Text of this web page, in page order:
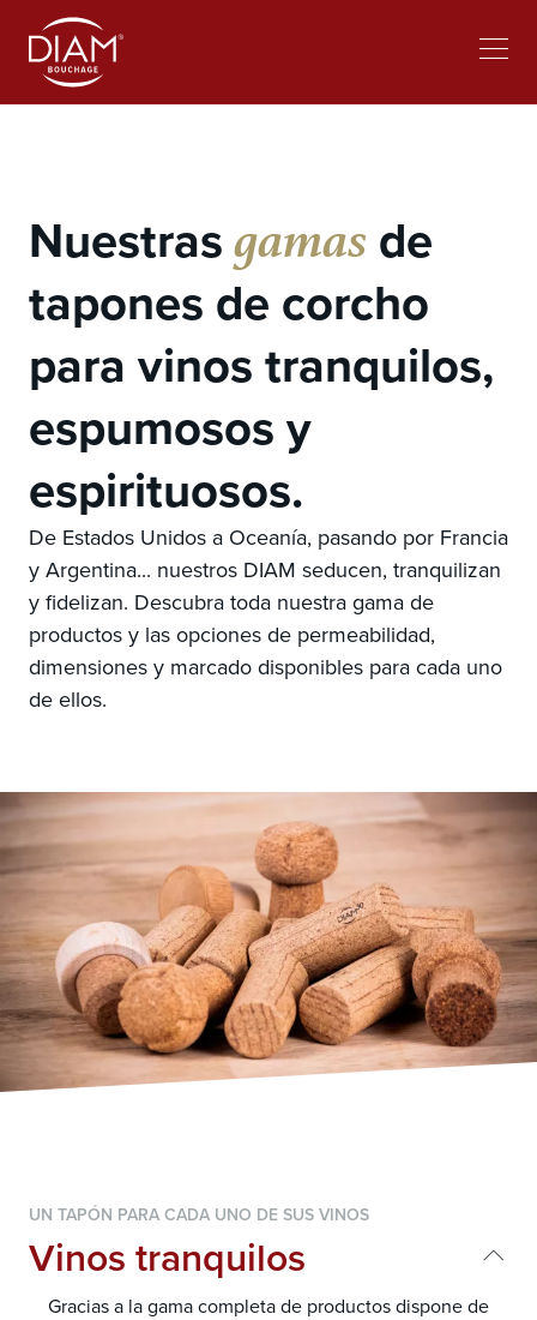
language
Nuestrasgamas de
tapones de corcho
para vinos tranquilos,
espumosos y
espirituosos.
De Estados Unidos a Oceanía, pasando por Francia
y Argentina... nuestros DIAM seducen, tranquilizan
y fidelizan. Descubra toda nuestra gama de
productos y las opciones de permeabilidad,
dimensiones y marcado disponibles para cada uno
de ellos.
UN TAPÓN PARA CADA UNO DE SUS VINOS
Vinos tranquilos
Gracias a la gama completa de productos dispone de